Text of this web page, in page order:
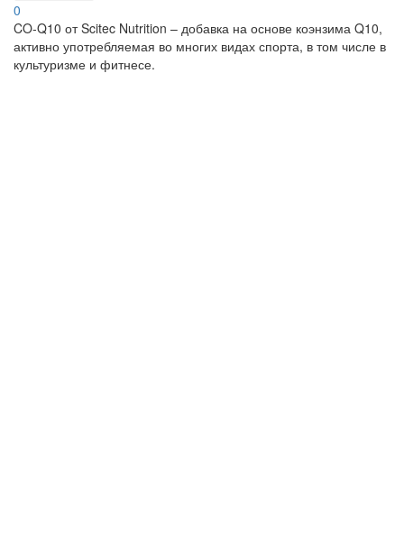
0
CO-Q10 от Scitec Nutrition – добавка на основе коэнзима Q10,
активно употребляемая во многих видах спорта, в том числе в
культуризме и фитнесе.